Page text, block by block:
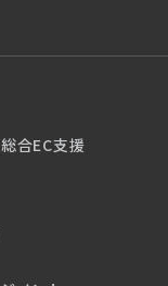
合EC支援